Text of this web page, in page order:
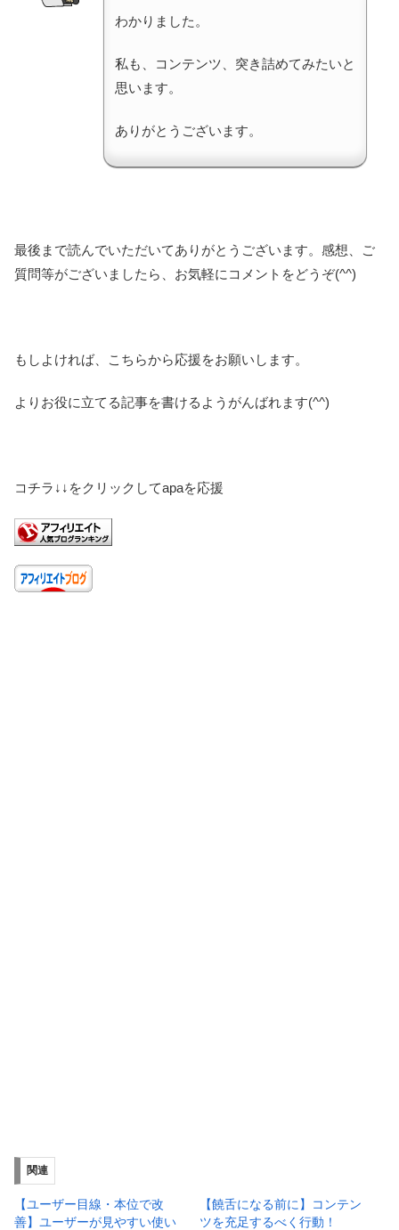
わかりました。
私も、コンテンツ、突き詰めてみたいと
思います。
ありがとうございます。
最後まで読んでいただいてありがとうございます。感想、ご
質問等がございましたら、お気軽にコメントをどうぞ(^^)
もしよければ、こちらから応援をお願いします。
よりお役に立てる記事を書けるようがんばれます(^^)
コチラ↓↓をクリックしてapaを応援
関連
【ユーザー目線・本位で改
善】ユーザーが見やすい使い
【饒舌になる前に】コンテン
ツを充足するべく行動！